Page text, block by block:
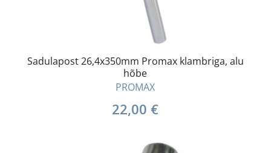
Sadulapost 26,4x350mm Promax klambriga, alu
hõbe
PROMAX
22,00 €